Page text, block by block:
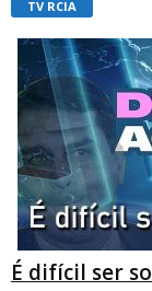
TV RCIA
É difícil ser